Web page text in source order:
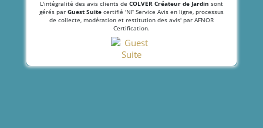
L'intégralité des avis clients de COLVER Créateur de Jardin sont
gérés par Guest Suite certifié 'NF Service Avis en ligne, processus
de collecte, modération et restitution des avis' par AFNOR
Certification.